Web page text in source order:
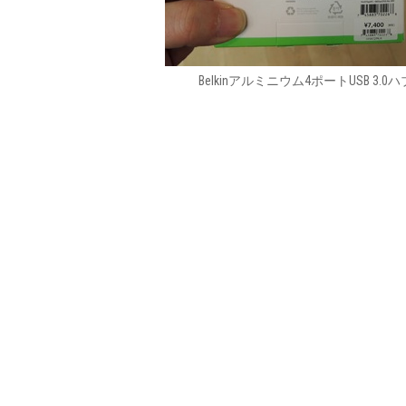
Belkinアルミニウム4ポートUSB 3.0ハ